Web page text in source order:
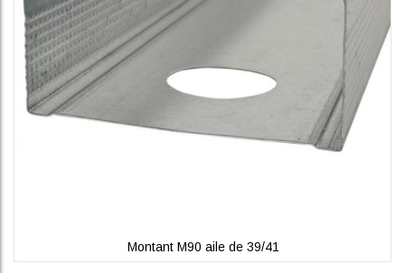
gallery
Montant M90 aile de 39/41